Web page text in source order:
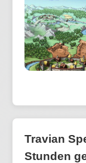
Travian
Stunden